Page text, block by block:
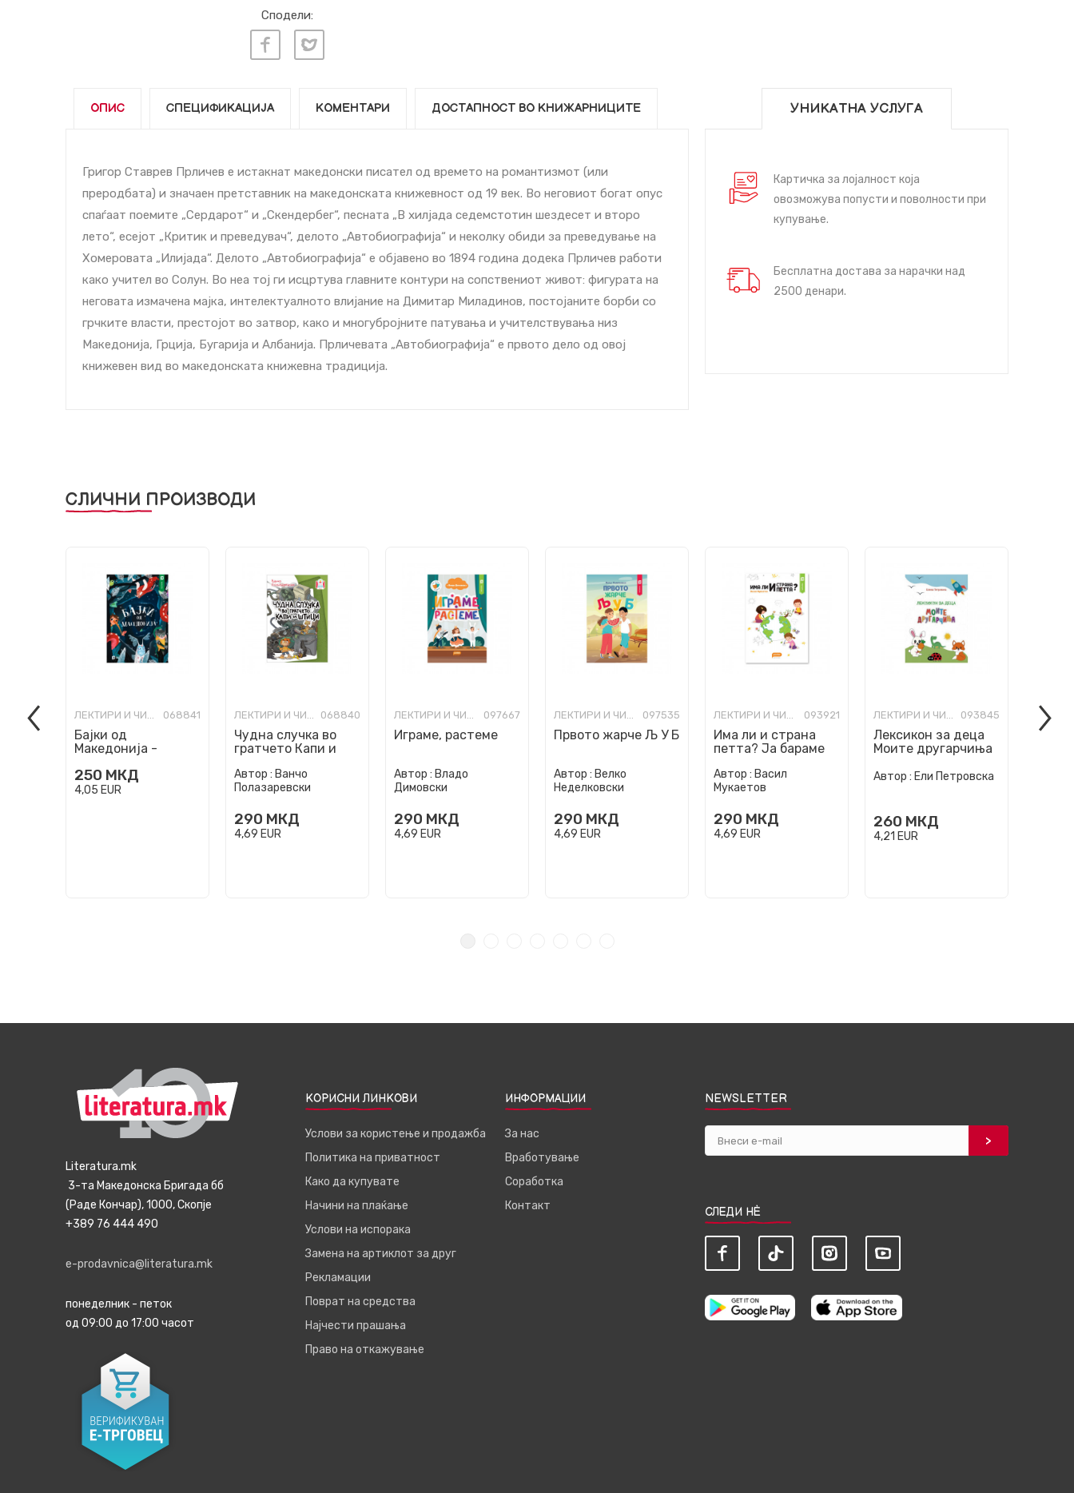
Сподели:
ОПИС СПЕЦИФИКАЦИЈА КОМЕНТАРИ ДОСТАПНОСТ ВО КНИЖАРНИЦИТЕ
Григор Ставрев Прличев е истакнат македонски писател од времето на романтизмот (или
преродбата) и значаен претставник на македонската книжевност од 19 век. Во неговиот богат опус
спаѓаат поемите „Сердарот“ и „Скендербег“, песната „В хилјада седемстотин шездесет и второ
лето“, есејот „Критик и преведувач“, делото „Автобиографија“ и неколку обиди за преведување на
Хомеровата „Илијада“. Делото „Автобиографија“ е објавено во 1894 година додека Прличев работи
како учител во Солун. Во неа тој ги исцртува главните контури на сопствениот живот: фигурата на
неговата измачена мајка, интелектуалното влијание на Димитар Миладинов, постојаните борби со
грчките власти, престојот во затвор, како и многубројните патувања и учителствувања низ
Македонија, Грција, Бугарија и Албанија. Прличевата „Автобиографија“ е првото дело од овој
книжевен вид во македонската книжевна традиција.
УНИКАТНА УСЛУГА
Картичка за лојалност која
овозможува попусти и поволности при
купување.
Бесплатна достава за нарачки над
2500 денари.
СЛИЧНИ ПРОИЗВОДИ
ЛЕКТИРИ И ЧИТАНКИ ЗА ОСНОВНО ОБРАЗОВАНИЕ 068841
Бајки од
Македонија -
250 МКД
4,05 EUR
ЛЕКТИРИ И ЧИТАНКИ ЗА ОСНОВНО ОБРАЗОВАНИЕ 068840
Чудна случка во
гратчето Капи и
Автор : Ванчо
Полазаревски
290 МКД
4,69 EUR
ЛЕКТИРИ И ЧИТАНКИ ЗА ОСНОВНО ОБРАЗОВАНИЕ 097667
Играме, растеме
Автор : Владо
Димовски
290 МКД
4,69 EUR
ЛЕКТИРИ И ЧИТАНКИ ЗА ОСНОВНО ОБРАЗОВАНИЕ 097535
Првото жарче Љ У Б
Автор : Велко
Неделковски
290 МКД
4,69 EUR
ЛЕКТИРИ И ЧИТАНКИ ЗА ОСНОВНО ОБРАЗОВАНИЕ 093921
Има ли и страна
петта? Ја бараме
Автор : Васил
Мукаетов
290 МКД
4,69 EUR
ЛЕКТИРИ И ЧИТАНКИ ЗА ОСНОВНО ОБРАЗОВАНИЕ 093845
Лексикон за деца
Моите другарчиња
Автор : Ели Петровска
260 МКД
4,21 EUR
Ниту
Literatura.mk
3-та Македонска Бригада бб
(Раде Кончар), 1000, Скопје
+389 76 444 490
e-prodavnica@literatura.mk
понеделник - петок
од 09:00 до 17:00 часот
КОРИСНИ ЛИНКОВИ
Услови за користење и продажба
Политика на приватност
Како да купувате
Начини на плаќање
Услови на испорака
Замена на артиклот за друг
Рекламации
Поврат на средства
Најчести прашања
Право на откажување
ИНФОРМАЦИИ
За нас
Вработување
Соработка
Контакт
NEWSLETTER
СЛЕДИ НЀ